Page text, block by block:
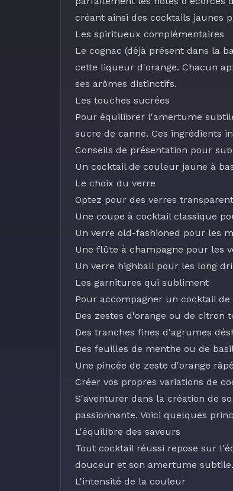
créant ainsi des cocktails jaunes
Les spiritueux complémentaires
Le cognac (déjà présent dans la
cette liqueur d'orange. Chacun
ses arômes distinctifs.
Les touches sucrées
Pour équilibrer l'amertume
sucre de canne. Ces ingrédients
Conseils de présentation pour
Un cocktail de couleur jaune à
Le choix du verre
Optez pour des verres
Une coupe à cocktail classique
Un verre old-fashioned pour les
Une flûte à champagne pour les
Un verre highball pour les long
Les garnitures qui subliment
Pour accompagner un cocktail
Des zestes d'orange ou de citron
Des tranches fines d'agrumes
Des feuilles de menthe ou de
Une pincée de zeste d'orange
Créer vos propres variations de
S'aventurer dans la création de
passionnante. Voici quelques
L'équilibre des saveurs
Tout cocktail réussi repose sur
douceur et son amertume
L'intensité de la couleur